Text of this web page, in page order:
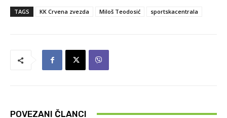
TAGS KK Crvena zvezda Miloš Teodosić sportskacentrala
POVEZANI ČLANCI